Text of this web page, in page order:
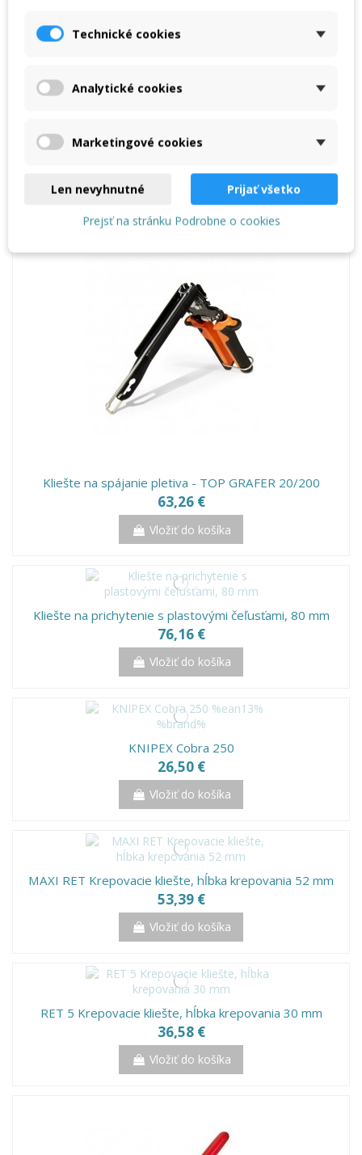
33,43 €
Viazač armovacieho drôtu
21,84 €
Vložiť do košíka
Kliešte na spájanie pletiva - TOP GRAFER 20/200
63,26 €
Vložiť do košíka
Kliešte na prichytenie s plastovými čeľusťami, 80 mm
76,16 €
Vložiť do košíka
KNIPEX Cobra 250
26,50 €
Vložiť do košíka
MAXI RET Krepovacie kliešte, hĺbka krepovania 52 mm
53,39 €
Vložiť do košíka
RET 5 Krepovacie kliešte, hĺbka krepovania 30 mm
36,58 €
Vložiť do košíka
Technické cookies
Analytické cookies
Marketingové cookies
Len nevyhnutné Prijať všetko
Prejsť na stránku Podrobne o cookies